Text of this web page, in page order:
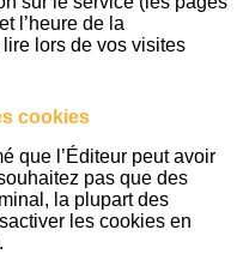
l’heure de la
lors de vos visites
cookies
que l’Éditeur peut avoir
pas que des
la plupart des
les cookies en